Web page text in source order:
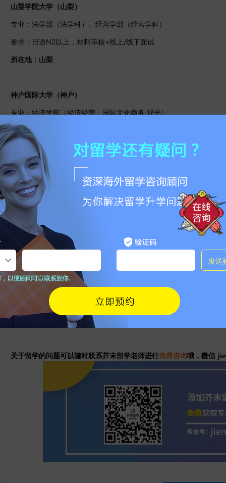
山梨学院大学（山梨）
专业：法学部（法学科）、经营学部（经营学科）
要求：日语N2以上，材料审核+线上/线下面试
所在地：山梨
神户国际大学（神户）
专业：经济学部（经济经营、国际文化商务·观光）
要求：日语N2以上，材料审核+线下面试
所在地：神户
樱美林大学（东京）
专业：文科学群、国际交流学群、商务经营、健康福祉学群、艺术文
要求：日语N2以上，材料审核+线上面试
所在地：东京
四、一句话总结
高考成绩在日本本科申请中的角色取决于你选的路径：
完全不看。 无论哪条路，日语能力（N2/N1）和EJU成绩才是真正
语学习和EJU备考上。
关于留学的问题可以随时联系芥末留学老师进行免费咨询 哦，微信